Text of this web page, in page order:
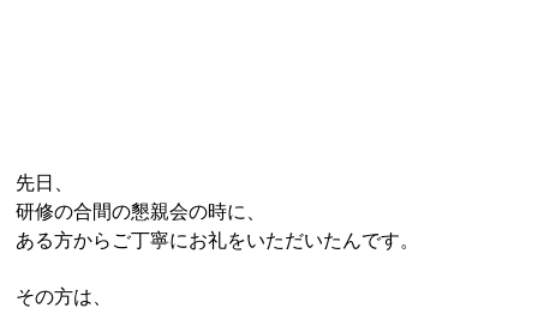
先日、
研修の合間の懇親会の時に、
ある方からご丁寧にお礼をいただいたんです。
その方は、